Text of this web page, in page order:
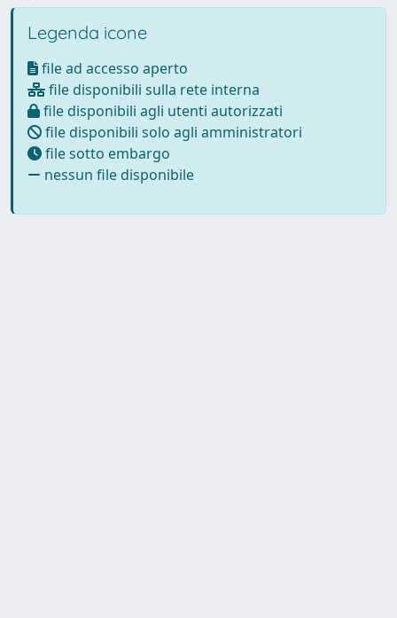
Legenda icone
file ad accesso aperto
file disponibili sulla rete interna
file disponibili agli utenti autorizzati
file disponibili solo agli amministratori
file sotto embargo
nessun file disponibile